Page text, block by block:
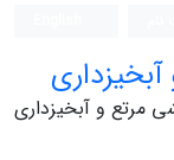
مرتع و آبخیزداری